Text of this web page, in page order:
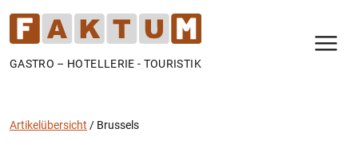
GASTRO – HOTELLERIE - TOURISTIK
Artikelübersicht / Brussels